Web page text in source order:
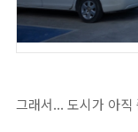
그래서... 도시가 아